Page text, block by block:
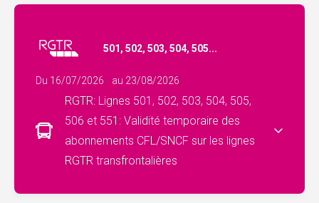
501, 502, 503, 504, 505...
Du 16/07/2026 au 23/08/2026
RGTR: Lignes 501, 502, 503, 504, 505,
506 et 551: Validité temporaire des
abonnements CFL/SNCF sur les lignes
RGTR transfrontalières